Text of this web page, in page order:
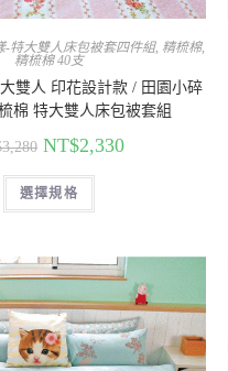
-特大雙人床包被套四件組, 精梳棉,
精梳棉 40支
雙人 印花設計款 / 田園小碎
棉 特大雙人床包被套組
3,280 NT$2,330
選擇規格